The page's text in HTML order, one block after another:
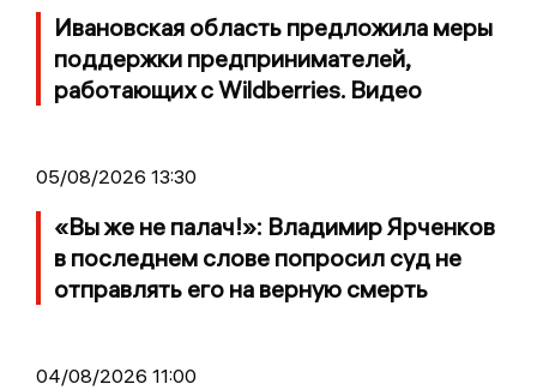
Ивановская область предложила меры
поддержки предпринимателей,
работающих с Wildberries. Видео
05/08/2026 13:30
«Вы же не палач!»: Владимир Ярченков
в последнем слове попросил суд не
отправлять его на верную смерть
04/08/2026 11:00